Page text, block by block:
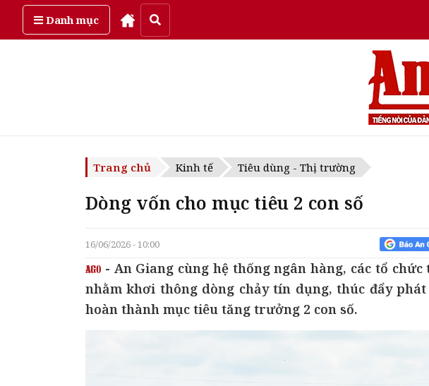
Danh mụcThứ sáu, ngày 7/08/2026
Trang chủ Kinh tế Tiêu dùng - Thị trường
Dòng vốn cho mục tiêu 2 con số
16/06/2026 - 10:00
- An Giang cùng hệ thống ngân hàng, các tổ
nhằm khơi thông dòng chảy tín dụng, thúc đẩy
hoàn thành mục tiêu tăng trưởng 2 con số.